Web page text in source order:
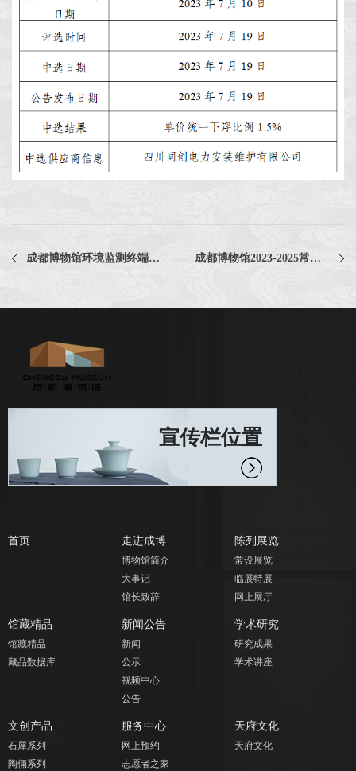
成都博物馆环境监测终端设备维护服务项目评选公告 成都博物馆2023-2025常年法律顾问服务采购项目（二次）中选公告
宣传栏位置
首页 走进成博
博物馆简介
大事记
馆长致辞
陈列展览
常设展览
临展特展
网上展厅
馆藏精品
馆藏精品
藏品数据库
新闻公告
新闻
公示
视频中心
公告
学术研究
研究成果
学术讲座
文创产品
石犀系列
陶俑系列
服务中心
网上预约
志愿者之家
天府文化
天府文化